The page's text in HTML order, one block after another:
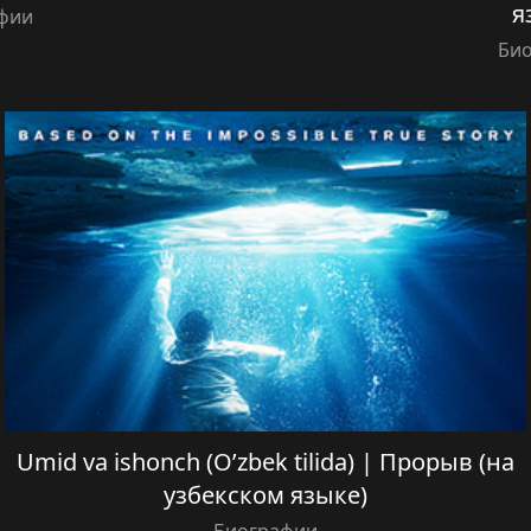
Umid va ishonch (O’zbek tilida) | Прорыв (на
узбекском языке)